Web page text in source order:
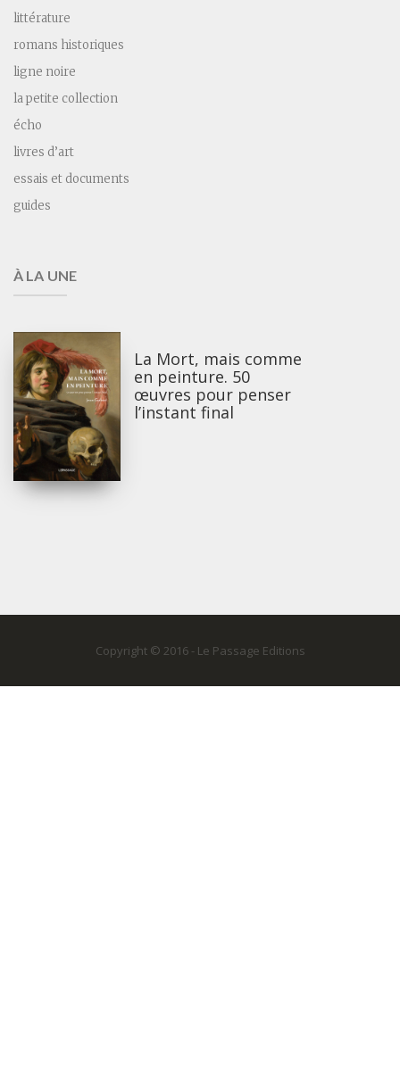
littérature
romans historiques
ligne noire
la petite collection
écho
livres d’art
essais et documents
guides
À LA UNE
La Mort, mais comme
en peinture. 50
œuvres pour penser
l’instant final
Copyright © 2016 - Le Passage Editions